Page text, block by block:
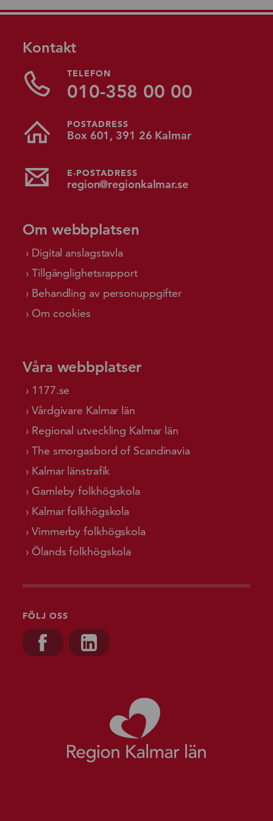
Kontakt
TELEFON
010-358 00 00
POSTADRESS
Box 601, 391 26 Kalmar
E-POSTADRESS
region@regionkalmar.se
Om webbplatsen
Digital anslagstavla
Tillgänglighetsrapport
Behandling av personuppgifter
Om cookies
Våra webbplatser
1177.se
Vårdgivare Kalmar län
Regional utveckling Kalmar län
The smorgasbord of Scandinavia
Kalmar länstrafik
Gamleby folkhögskola
Kalmar folkhögskola
Vimmerby folkhögskola
Ölands folkhögskola
FÖLJ OSS
Besök oss på, Facebook
Besök oss på, Linkedin